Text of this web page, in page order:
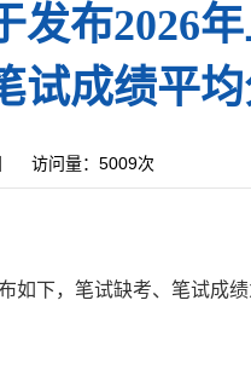
布2026
试成绩平
访问量： 5009次
如下， 笔试缺考、笔试成绩